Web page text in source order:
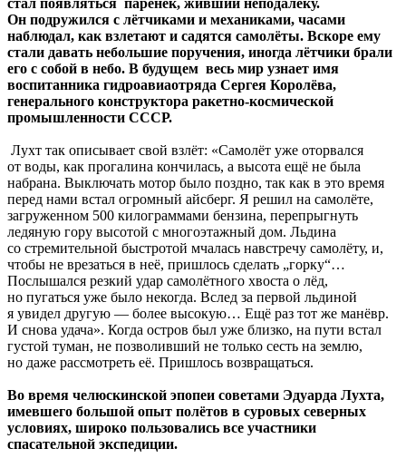
стал появляться паренёк, живший неподалёку.
Он подружился с лётчиками и механиками, часами
наблюдал, как взлетают и садятся самолёты. Вскоре ему
стали давать небольшие поручения, иногда лётчики брали
его с собой в небо. В будущем весь мир узнает имя
воспитанника гидроавиаотряда Сергея Королёва,
генерального конструктора ракетно-космической
промышленности СССР.
Лухт так описывает свой взлёт: «Самолёт уже оторвался
от воды, как прогалина кончилась, а высота ещё не была
набрана. Выключать мотор было поздно, так как в это время
перед нами встал огромный айсберг. Я решил на самолёте,
загруженном 500 килограммами бензина, перепрыгнуть
ледяную гору высотой с многоэтажный дом. Льдина
со стремительной быстротой мчалась навстречу самолёту, и,
чтобы не врезаться в неё, пришлось сделать „горку“…
Послышался резкий удар самолётного хвоста о лёд,
но пугаться уже было некогда. Вслед за первой льдиной
я увидел другую — более высокую… Ещё раз тот же манёвр.
И снова удача». Когда остров был уже близко, на пути встал
густой туман, не позволивший не только сесть на землю,
но даже рассмотреть её. Пришлось возвращаться.
Во время челюскинской эпопеи советами Эдуарда Лухта,
имевшего большой опыт полётов в суровых северных
условиях, широко пользовались все участники
спасательной экспедиции.